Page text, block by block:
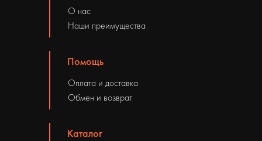
ОДЕЖДА
ОБУВЬ
ВЕЛОСИПЕДЫ
О нас
Наши преимущества
Помощь
Оплата и доставка
Обмен и возврат
Каталог